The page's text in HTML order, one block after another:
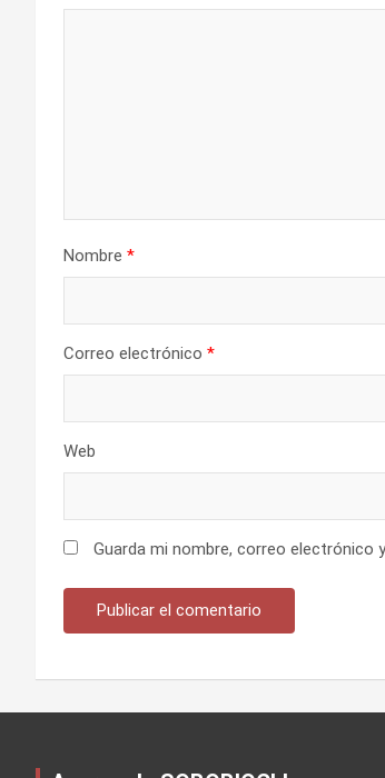
Nombre *
Correo electrónico *
Web
Guarda mi nombre, correo electrónico